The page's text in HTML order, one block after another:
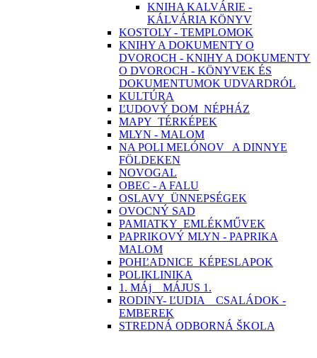
KNIHA KALVÁRIE -
KÁLVÁRIA KÖNYV
KOSTOLY - TEMPLOMOK
KNIHY A DOKUMENTY O
DVOROCH - KNIHY A DOKUMENTY
O DVOROCH - KÖNYVEK ÉS
DOKUMENTUMOK UDVARDRÓL
KULTÚRA
ĽUDOVÝ DOM_NÉPHÁZ
MAPY_TÉRKÉPEK
MLYN - MALOM
NA POLI MELÓNOV_ A DINNYE
FÖLDEKEN
NOVOGAL
OBEC - A FALU
OSLAVY_ÜNNEPSÉGEK
OVOCNÝ SAD
PAMIATKY_EMLÉKMŰVEK
PAPRIKOVÝ MLYN - PAPRIKA
MALOM
POHĽADNICE_KÉPESLAPOK
POLIKLINIKA
1. MÁj _ MÁJUS 1.
RODINY- ĽUDIA _ CSALÁDOK -
EMBEREK
STREDNÁ ODBORNÁ ŠKOLA